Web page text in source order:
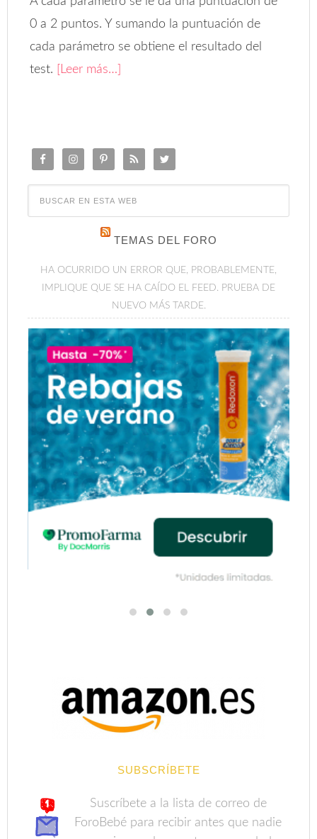
0 a 2 puntos. Y sumando la puntuación de
cada parámetro se obtiene el resultado del
test.
[Leer más…]
TEMAS DEL FORO
HA OCURRIDO UN ERROR QUE, PROBABLEMENTE,
IMPLIQUE QUE SE HA CAÍDO EL FEED. PRUEBA DE
NUEVO MÁS TARDE.
SUBSCRÍBETE
Suscríbete a la lista de correo de
ForoBebé para recibir antes que nadie